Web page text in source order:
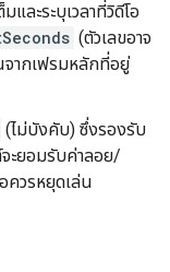
ละระบุเวลาที่วิดีโอ
(ตัวเลขอาจ
จากเฟรมหลักที่อยู่
(ไม่บังคับ) ซึ่งรองรับ
ะยอมรับค่าลอย/
ควรหยุดเล่น